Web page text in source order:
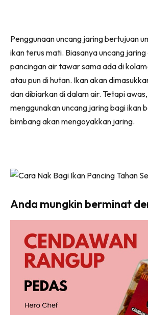
Penggunaan uncang jaring bertujuan
ikan terus mati. Biasanya uncang
pancingan air tawar sama ada di
atau pun di hutan. Ikan akan
dan dibiarkan di dalam air. Tetapi
menggunakan uncang jaring bagi ikan
bimbang akan mengoyakkan jaring.
Anda mungkin berminat